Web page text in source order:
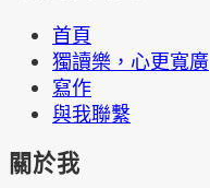
首頁
獨讀樂，心更寬廣
寫作
與我聯繫
關於我